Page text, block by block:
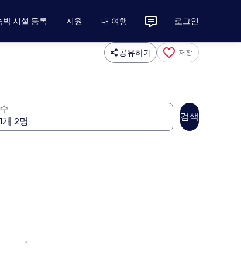
박 시설 등록 지원 내 여행 로그인
공유하기 저장
검색